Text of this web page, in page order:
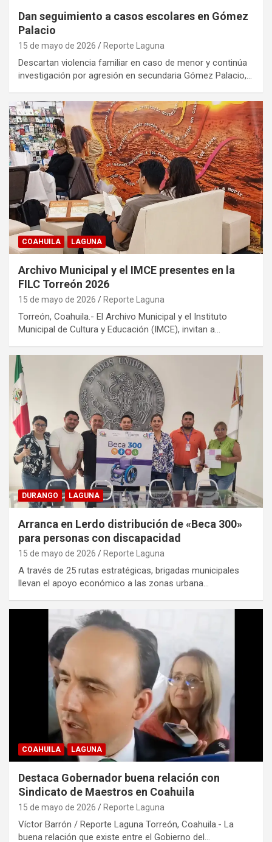
Dan seguimiento a casos escolares en Gómez
Palacio
15 de mayo de 2026 Reporte Laguna
Descartan violencia familiar en caso de menor y continúa
investigación por agresión en secundaria Gómez Palacio,…
COAHUILA LAGUNA
Archivo Municipal y el IMCE presentes en la
FILC Torreón 2026
15 de mayo de 2026 Reporte Laguna
Torreón, Coahuila.- El Archivo Municipal y el Instituto
Municipal de Cultura y Educación (IMCE), invitan a…
DURANGO LAGUNA
Arranca en Lerdo distribución de «Beca 300»
para personas con discapacidad
15 de mayo de 2026 Reporte Laguna
A través de 25 rutas estratégicas, brigadas municipales
llevan el apoyo económico a las zonas urbana…
COAHUILA LAGUNA
Destaca Gobernador buena relación con
Sindicato de Maestros en Coahuila
15 de mayo de 2026 Reporte Laguna
Víctor Barrón / Reporte Laguna Torreón, Coahuila.- La
buena relación que existe entre el Gobierno del…